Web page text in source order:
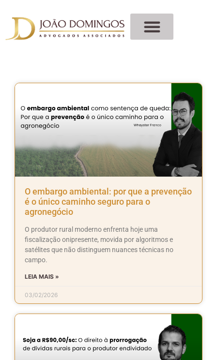
O embargo ambiental: por que a prevenção
é o único caminho seguro para o
agronegócio
O produtor rural moderno enfrenta hoje uma
fiscalização onipresente, movida por algoritmos e
satélites que não distinguem nuances técnicas no
campo.
LEIA MAIS »
03/02/2026